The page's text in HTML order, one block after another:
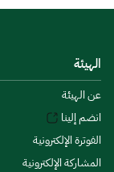
الهيئة
عن الهيئة
انضم إلينا
الفوترة الإلكترونية
المشاركة الإلكترونية